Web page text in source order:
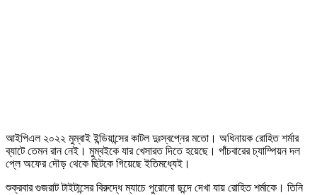
আইপিএল ২০২২ মুম্বাই ইন্ডিয়ান্সের কাটল দুঃস্বপ্নের মতো। অধিনায়ক রোহিত শর্মার
ব্যাটে তেমন রান নেই। মুম্বইকে যার খেসারত দিতে হয়েছে। পাঁচবারের চ্যাম্পিয়ন দল
প্লে অফের দৌড় থেকে ছিটকে গিয়েছে ইতিমধ্যেই।
শুক্রবার গুজরাট টাইটান্সের বিরুদ্ধে ম্যাচে পুরোনো ছন্দে দেখা যায় রোহিত শর্মাকে। তিনি